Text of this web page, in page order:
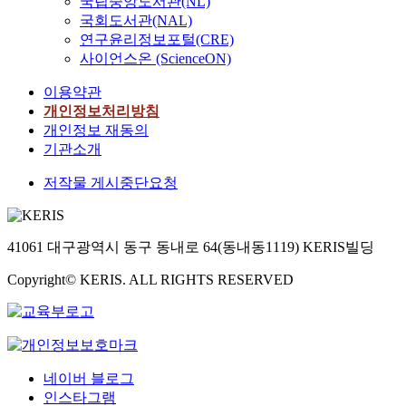
국회도서관(NAL)
연구윤리정보포털(CRE)
사이언스온 (ScienceON)
이용약관
개인정보처리방침
개인정보 재동의
기관소개
저작물 게시중단요청
41061 대구광역시 동구 동내로 64(동내동1119) KERIS빌딩
Copyright© KERIS. ALL RIGHTS RESERVED
네이버 블로그
인스타그램